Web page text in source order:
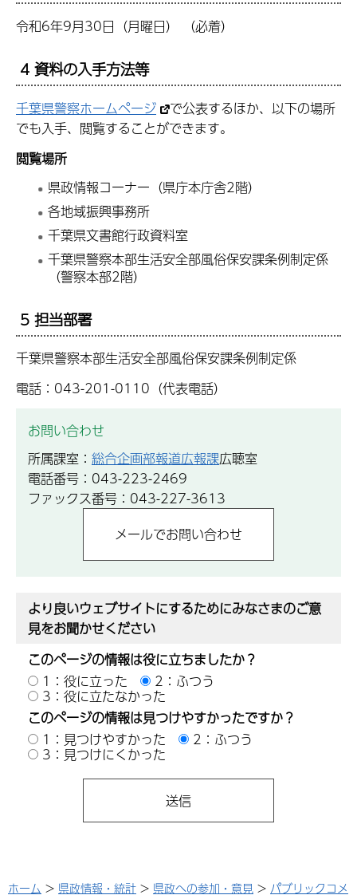
令和6年9月30日（月曜日） （必着）
4 資料の入手方法等
千葉県警察ホームページ
で公表するほか、以下の場所
でも入手、閲覧することができます。
閲覧場所
県政情報コーナー（県庁本庁舎2階）
各地域振興事務所
千葉県文書館行政資料室
千葉県警察本部生活安全部風俗保安課条例制定係
（警察本部2階）
5 担当部署
千葉県警察本部生活安全部風俗保安課条例制定係
電話：043-201-0110（代表電話）
お問い合わせ
所属課室： 総合企画部報道広報課広聴室
電話番号：043-223-2469
ファックス番号：043-227-3613
より良いウェブサイトにするためにみなさまのご意
見をお聞かせください
このページの情報は役に立ちましたか？
1：役に立った
2：ふつう
3：役に立たなかった
このページの情報は見つけやすかったですか？
1：見つけやすかった
2：ふつう
3：見つけにくかった
ホーム > 県政情報・統計 > 県政への参加・意見 > パブリックコメ